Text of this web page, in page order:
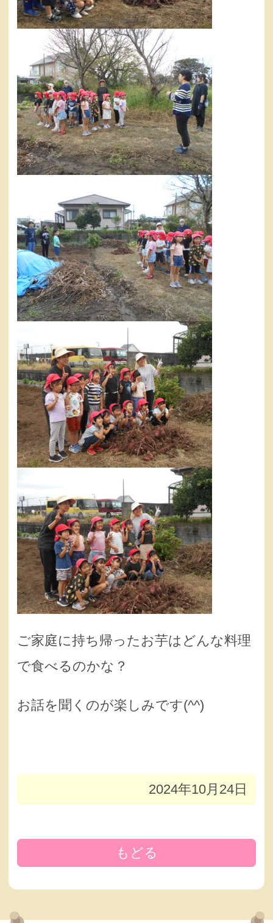
ご家庭に持ち帰ったお芋はどんな料理
で食べるのかな？
お話を聞くのが楽しみです(^^)
2024年10月24日
もどる